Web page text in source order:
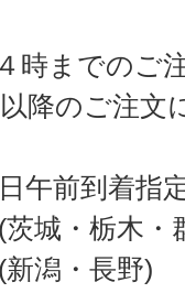
時までのご
降のご注文
午前到着指
茨城・栃木・
潟・長野)